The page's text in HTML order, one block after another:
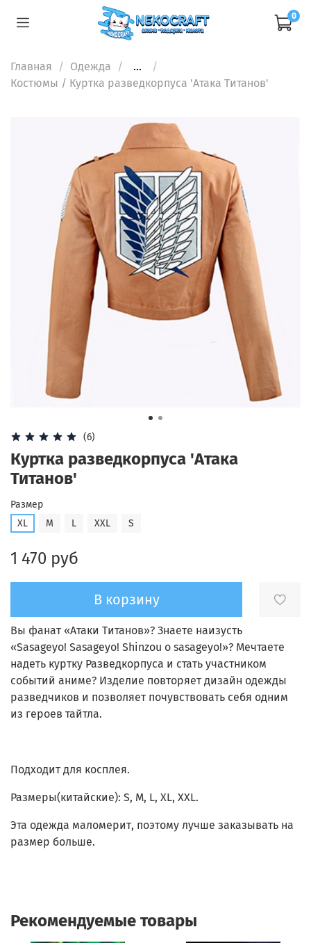
0
Главная Одежда
...
Костюмы / Куртка разведкорпуса 'Атака Титанов'
(6)
Куртка разведкорпуса 'Атака
Титанов'
Размер
XL
M L XXL S
1 470 руб
В корзину
Вы фанат «Атаки Титанов»? Знаете наизусть
«Sasageyo! Sasageyo! Shinzou o sasageyo!»? Мечтаете
надеть куртку Разведкорпуса и стать участником
событий аниме? Изделие повторяет дизайн одежды
разведчиков и позволяет почувствовать себя одним
из героев тайтла.
Подходит для косплея.
Размеры(китайские): S, M, L, XL, XXL.
Эта одежда маломерит, поэтому лучше заказывать на
размер больше.
Рекомендуемые товары